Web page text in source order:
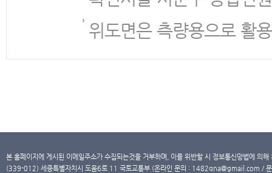
위도면은 측량용으로 활
본 홈페이지에 게시된 이메일주소가 수집되는것을 거부하며, 이를 위반할 시 정보통신망법에 의
(339-012) 세종특별자치시 도움6로 11 국토교통부 (온라인 문의 : 1482qna@gmail.com /